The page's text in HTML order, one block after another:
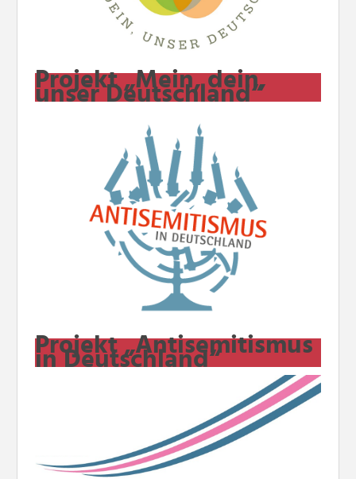
Projekt „Mein, dein,
unser Deutschland“
Projekt „Antisemitismus
in Deutschland“